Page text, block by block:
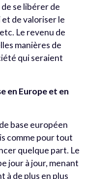
se libérer de
de valoriser le
Le revenu de
manières de
qui seraient
en Europe et en
base européen
comme pour tout
quelque part. Le
jour à jour, menant
à de plus en plus